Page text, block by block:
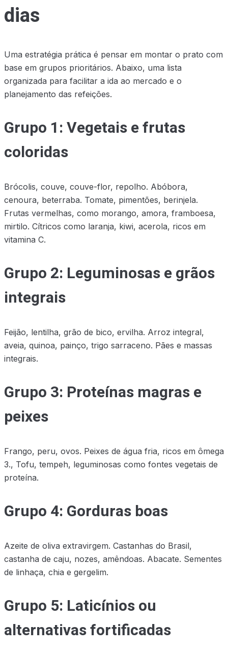
dias
Uma estratégia prática é pensar em montar o prato com
base em grupos prioritários. Abaixo, uma lista
organizada para facilitar a ida ao mercado e o
planejamento das refeições.
Grupo 1: Vegetais e frutas
coloridas
Brócolis, couve, couve-flor, repolho. Abóbora,
cenoura, beterraba. Tomate, pimentões, berinjela.
Frutas vermelhas, como morango, amora, framboesa,
mirtilo. Cítricos como laranja, kiwi, acerola, ricos em
vitamina C.
Grupo 2: Leguminosas e grãos
integrais
Feijão, lentilha, grão de bico, ervilha. Arroz integral,
aveia, quinoa, painço, trigo sarraceno. Pães e massas
integrais.
Grupo 3: Proteínas magras e
peixes
Frango, peru, ovos. Peixes de água fria, ricos em ômega
3., Tofu, tempeh, leguminosas como fontes vegetais de
proteína.
Grupo 4: Gorduras boas
Azeite de oliva extravirgem. Castanhas do Brasil,
castanha de caju, nozes, amêndoas. Abacate. Sementes
de linhaça, chia e gergelim.
Grupo 5: Laticínios ou
alternativas fortificadas